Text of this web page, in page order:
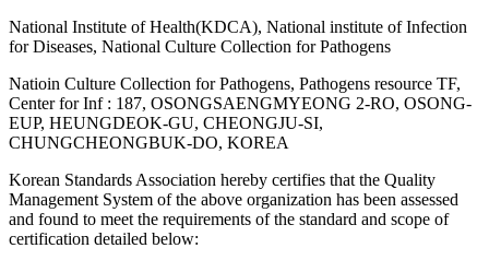
National Institute of Health(KDCA), National institute of Infection
for Diseases, National Culture Collection for Pathogens
Natioin Culture Collection for Pathogens, Pathogens resource TF,
Center for Inf : 187, OSONGSAENGMYEONG 2-RO, OSONG-
EUP, HEUNGDEOK-GU, CHEONGJU-SI,
CHUNGCHEONGBUK-DO, KOREA
Korean Standards Association hereby certifies that the Quality
Management System of the above organization has been assessed
and found to meet the requirements of the standard and scope of
certification detailed below: